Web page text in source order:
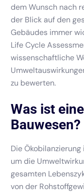
dem Wunsch nach
der Blick auf den
Gebäudes immer
Life Cycle
wissenschaftliche
zu bewerten.
Was ist
Bauwesen?
Die
um die
gesamten
von der